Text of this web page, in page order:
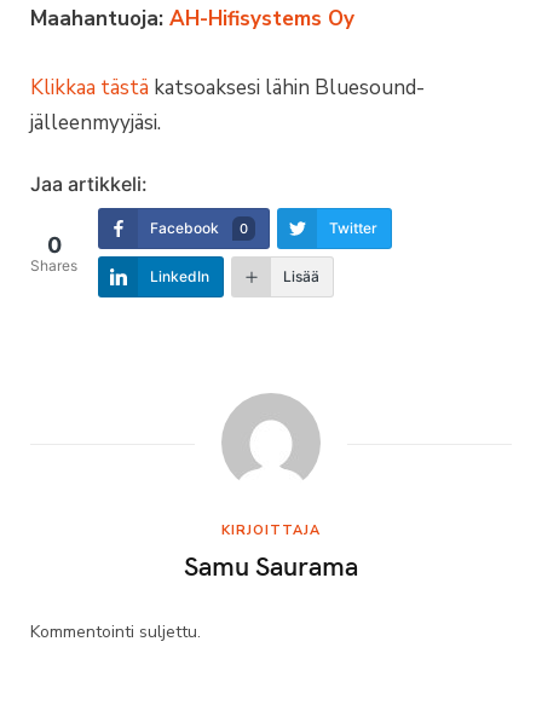
Maahantuoja: AH-Hifisystems Oy
Klikkaa tästä katsoaksesi lähin Bluesound-
jälleenmyyjäsi.
Jaa artikkeli:
0
Shares
Facebook 0 Twitter
LinkedIn Lisää
KIRJOITTAJA
Samu Saurama
Kommentointi suljettu.